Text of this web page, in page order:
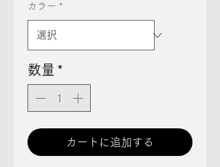
カラー *
数量 *
カートに追加する